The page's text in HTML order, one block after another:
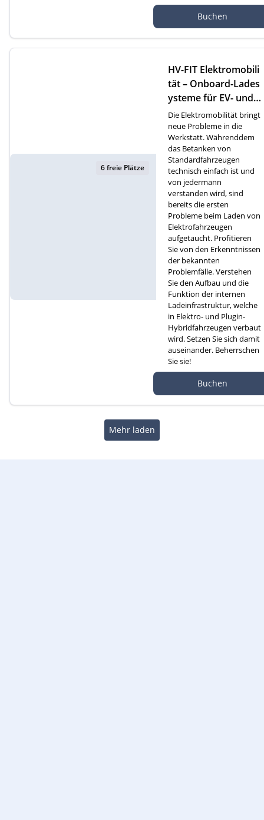
atte 1D, 6260 Reiden
Buchen
6 freie Plätze
HV-FIT Elektromobili
tät – Onboard-Lades
ysteme für EV- und P
HEV-Fahrzeuge (D)
Die Elektromobilität bringt
neue Probleme in die
Werkstatt. Währenddem
das Betanken von
Standardfahrzeugen
technisch einfach ist und
von jedermann
verstanden wird, sind
bereits die ersten
Probleme beim Laden von
Elektrofahrzeugen
aufgetaucht. Profitieren
Sie von den Erkenntnissen
der bekannten
Problemfälle. Verstehen
Sie den Aufbau und die
Funktion der internen
Ladeinfrastruktur, welche
in Elektro- und Plugin-
Hybridfahrzeugen verbaut
wird. Setzen Sie sich damit
auseinander. Beherrschen
Sie sie!
atte 1D, 6260 Reiden
Buchen
Mehr laden